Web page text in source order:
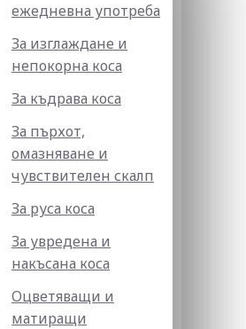
ежедневна употреба
За изглаждане и
непокорна коса
За къдрава коса
За пърхот,
омазняване и
чувствителен скалп
За руса коса
За увредена и
накъсана коса
Оцветяващи и
матиращи